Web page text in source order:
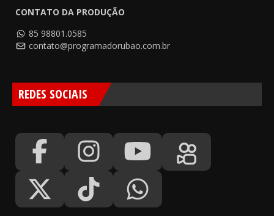
CONTATO DA PRODUÇÃO
85 98801.0585
contato@programadorubao.com.br
REDES SOCIAIS